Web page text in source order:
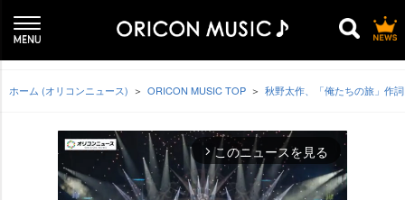
ホーム (オリコンニュース) ORICON MUSIC TOP 秋野太作、「俺たちの旅」作
arrow_forward_ios このニュースを見る